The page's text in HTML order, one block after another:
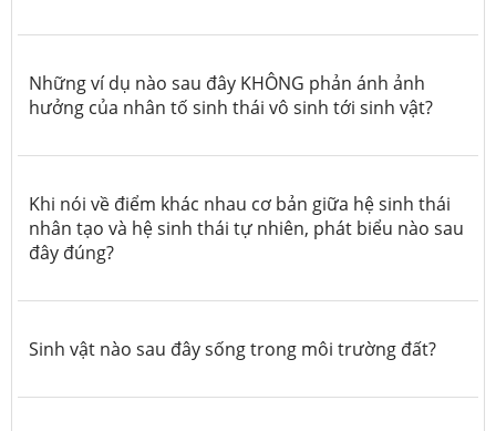
Những ví dụ nào sau đây KHÔNG phản ánh ảnh
hưởng của nhân tố sinh thái vô sinh tới sinh vật?
Khi nói về điểm khác nhau cơ bản giữa hệ sinh thái
nhân tạo và hệ sinh thái tự nhiên, phát biểu nào sau
đây đúng?
Sinh vật nào sau đây sống trong môi trường đất?